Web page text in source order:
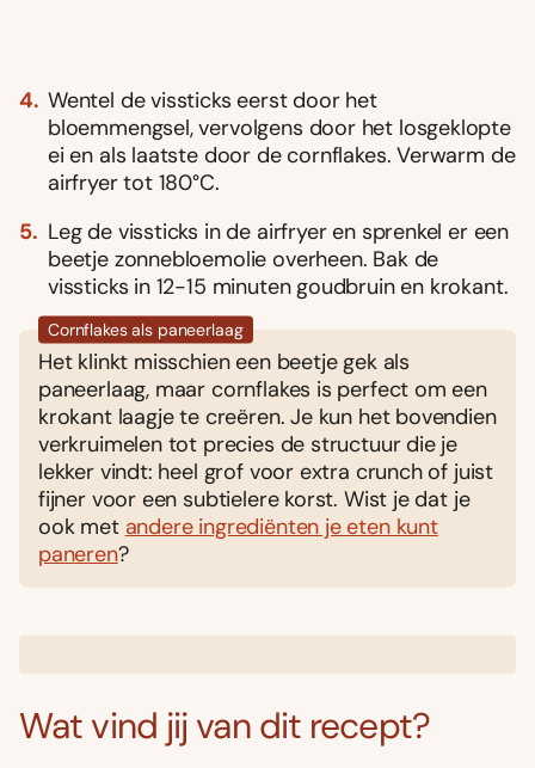
Wentel de vissticks eerst door het
bloemmengsel, vervolgens door het losgeklopte
ei en als laatste door de cornflakes. Verwarm de
airfryer tot 180°C.
Leg de vissticks in de airfryer en sprenkel er een
beetje zonnebloemolie overheen. Bak de
vissticks in 12-15 minuten goudbruin en krokant.
Cornflakes als paneerlaag
Het klinkt misschien een beetje gek als
paneerlaag, maar cornflakes is perfect om een
krokant laagje te creëren. Je kun het bovendien
verkruimelen tot precies de structuur die je
lekker vindt: heel grof voor extra crunch of juist
fijner voor een subtielere korst. Wist je dat je
ook met andere ingrediënten je eten kunt
paneren?
Wat vind jij van dit recept?